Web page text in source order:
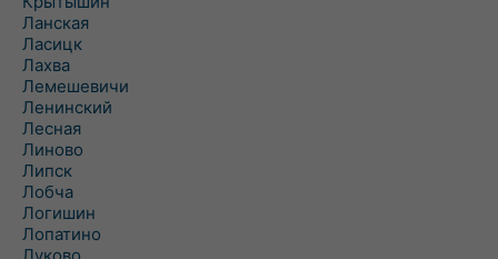
Ланская
Ласицк
Лахва
Лемешевичи
Ленинский
Лесная
Линово
Липск
Лобча
Логишин
Лопатино